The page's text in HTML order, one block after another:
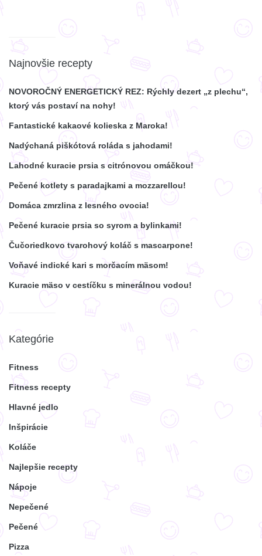
Najnovšie recepty
NOVOROČNÝ ENERGETICKÝ REZ: Rýchly dezert „z plechu“,
ktorý vás postaví na nohy!
Fantastické kakaové kolieska z Maroka!
Nadýchaná piškótová roláda s jahodami!
Lahodné kuracie prsia s citrónovou omáčkou!
Pečené kotlety s paradajkami a mozzarellou!
Domáca zmrzlina z lesného ovocia!
Pečené kuracie prsia so syrom a bylinkami!
Čučoriedkovo tvarohový koláč s mascarpone!
Voňavé indické kari s morčacím mäsom!
Kuracie mäso v cestíčku s minerálnou vodou!
Kategórie
Fitness
Fitness recepty
Hlavné jedlo
Inšpirácie
Koláče
Najlepšie recepty
Nápoje
Nepečené
Pečené
Pizza